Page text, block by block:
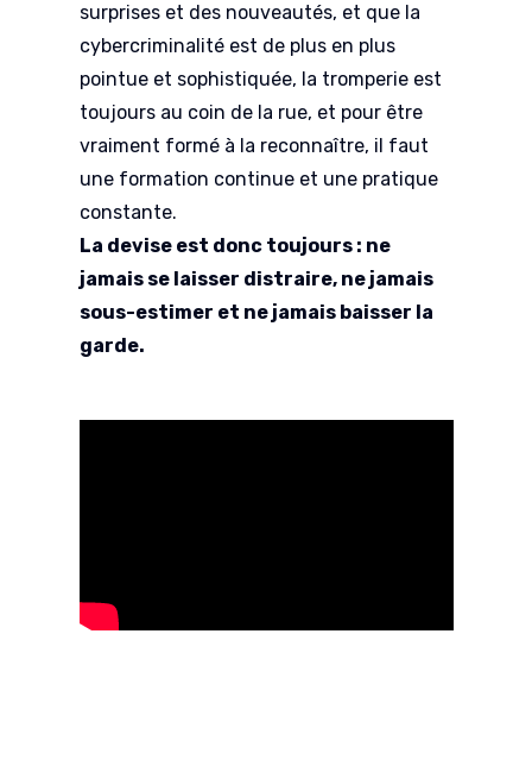
surprises et des nouveautés, et que la
cybercriminalité est de plus en plus
pointue et sophistiquée, la tromperie est
toujours au coin de la rue, et pour être
vraiment formé à la reconnaître, il faut
une formation continue et une pratique
constante.
La devise est donc toujours : ne
jamais se laisser distraire, ne jamais
sous-estimer et ne jamais baisser la
garde.